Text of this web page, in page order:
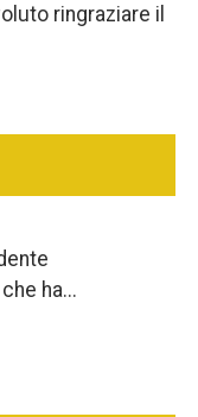
ringraziare il
ha...